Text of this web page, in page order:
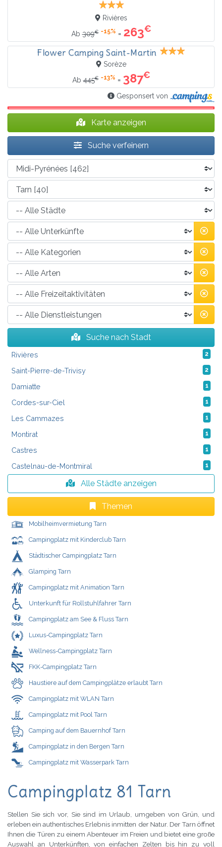
Rivières
Ab309€ -15% = 263€
Flower Camping Saint-Martin
Sorèze
Ab445€ -13% = 387€
Gesponsert von
Karte anzeigen
Suche verfeinern
Suche nach Stadt
Rivières 2
Saint-Pierre-de-Trivisy 2
Damiatte 1
Cordes-sur-Ciel 1
Les Cammazes 1
Montirat 1
Castres 1
Castelnau-de-Montmiral 1
Alle Städte anzeigen
Themen
Mobilheimvermietung Tarn
Campingplatz mit Kinderclub Tarn
Städtischer Campingplatz Tarn
Glamping Tarn
Campingplatz mit Animation Tarn
Unterkunft für Rollstuhlfahrer Tarn
Campingplatz am See & Fluss Tarn
Luxus-Campingplatz Tarn
Wellness-Campingplatz Tarn
FKK-Campingplatz Tarn
Haustiere auf dem Campingplätze erlaubt Tarn
Campingplatz mit WLAN Tarn
Campingplatz mit Pool Tarn
Camping auf dem Bauernhof Tarn
Campingplatz in den Bergen Tarn
Campingplatz mit Wasserpark Tarn
Campingplatz 81 Tarn
Stellen Sie sich vor, Sie sind im Urlaub, umgeben von Grün, und
erleben ein authentisches Erlebnis inmitten der Natur. Der Tarn öffnet
Ihnen die Türen zu einem Abenteuer im Freien und bietet eine große
Auswahl an Unterkünften, von einfachen Zelten bis hin zu voll